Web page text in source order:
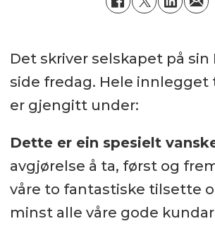
Det skriver selskapet på sin
side fredag. Hele innlegget
er gjengitt under:
Dette er ein spesielt
avgjørelse å ta, først og
våre to fantastiske tilsette
minst alle våre gode